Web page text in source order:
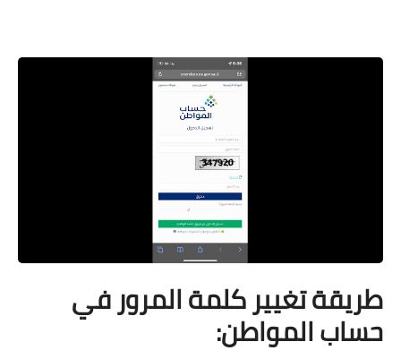
طريقة تغيير كلمة المرور في
حساب المواطن: